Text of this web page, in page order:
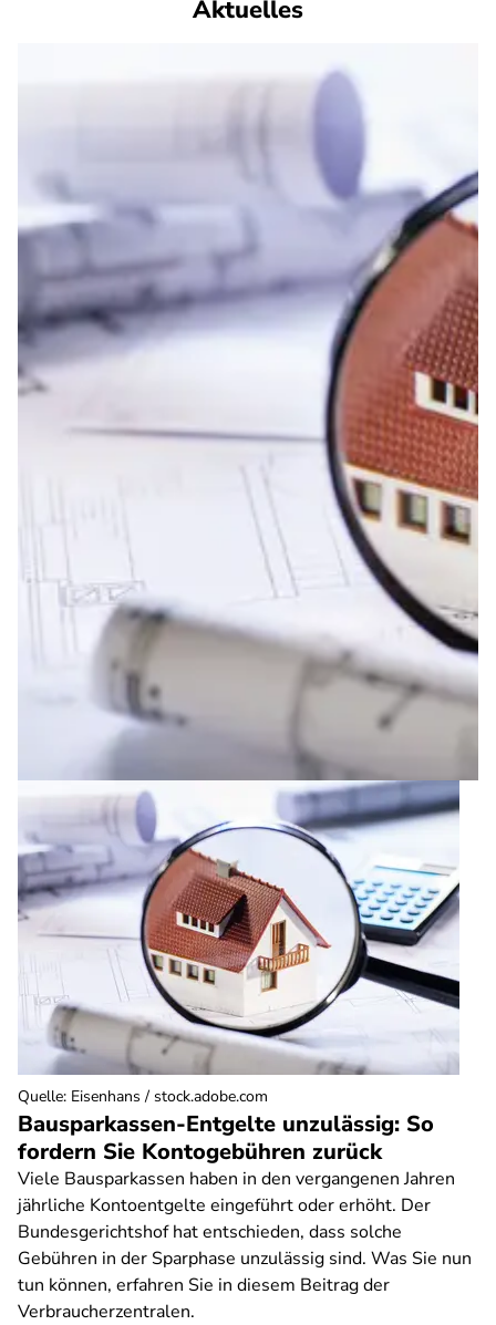
Aktuelles
Bausparkassen-Entgelte unzulässig: So
fordern Sie Kontogebühren zurück
Viele Bausparkassen haben in den vergangenen Jahren
jährliche Kontoentgelte eingeführt oder erhöht. Der
Bundesgerichtshof hat entschieden, dass solche
Gebühren in der Sparphase unzulässig sind. Was Sie nun
tun können, erfahren Sie in diesem Beitrag der
Verbraucherzentralen.
Quelle: Eisenhans / stock.adobe.com